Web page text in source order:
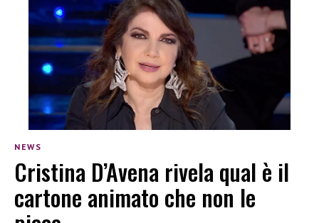
NEWS
Cristina D’Avena rivela qual è il
cartone animato che non le